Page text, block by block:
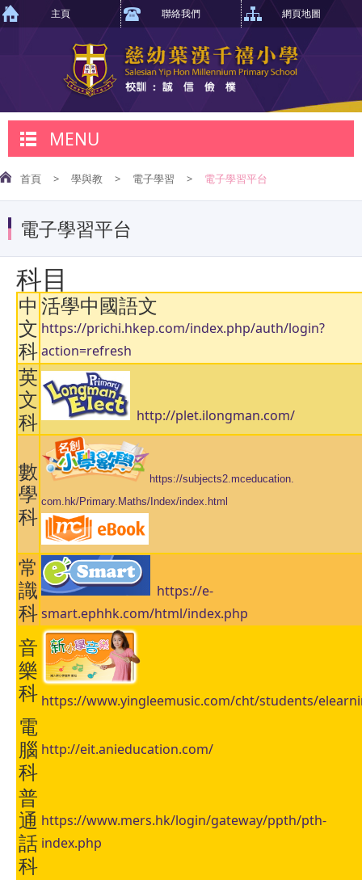
主頁 聯絡我們 網頁地圖
MENU
首頁 > 學與教 > 電子學習 > 電子學習平台
電子學習平台
科目
中
文
科
活學中國語文
https://prichi.hkep.com/index.php/auth/login?
action=refresh
英
文
科
http://plet.ilongman.com/
數
學
科
https://subjects2.mceducation.
com.hk/Primary.Maths/Index/index.html
常
識
科
https://e-
smart.ephhk.com/html/index.php
音
樂
科 https://www.yingleemusic.com/cht/students/
電
腦
科
http://eit.anieducation.com/
普
通
話
科
https://www.mers.hk/login/gateway/ppth/pth-
index.php